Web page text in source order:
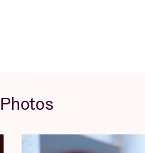
Photos